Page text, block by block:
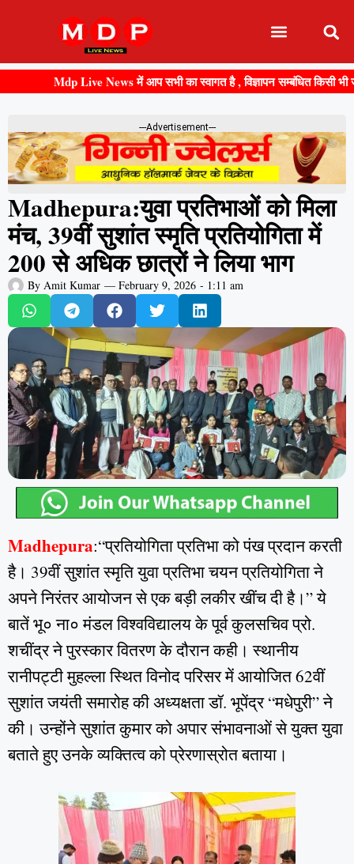
Mdp Live News में आप सभी का स्वागत है , विज्ञापन सम्बंधित किसी भी
---Advertisement---
Madhepura:युवा प्रतिभाओं को मिला
मंच, 39वीं सुशांत स्मृति प्रतियोगिता में
200 से अधिक छात्रों ने लिया भाग
By Amit Kumar — February 9, 2026 - 1:11 am
Madhepura:“प्रतियोगिता प्रतिभा को पंख प्रदान करती
है। 39वीं सुशांत स्मृति युवा प्रतिभा चयन प्रतियोगिता ने
अपने निरंतर आयोजन से एक बड़ी लकीर खींच दी है।” ये
बातें भू० ना० मंडल विश्वविद्यालय के पूर्व कुलसचिव प्रो.
शचींद्र ने पुरस्कार वितरण के दौरान कही। स्थानीय
रानीपट्टी मुहल्ला स्थित विनोद परिसर में आयोजित 62वीं
सुशांत जयंती समारोह की अध्यक्षता डॉ. भूपेंद्र “मधेपुरी” ने
की। उन्होंने सुशांत कुमार को अपार संभावनाओं से युक्त युवा
बताते हुए उनके व्यक्तित्व को प्रेरणास्रोत बताया।